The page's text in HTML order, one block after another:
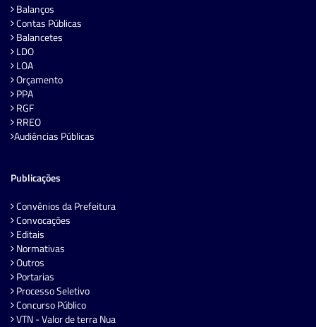
Balanços
Contas Públicas
Balancetes
LDO
LOA
Orçamento
PPA
RGF
RREO
Audiências Públicas
Publicações
Convênios da Prefeitura
Convocações
Editais
Normativas
Outros
Portarias
Processo Seletivo
Concurso Público
VTN - Valor de terra Nua